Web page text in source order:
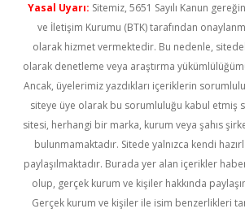
Yasal Uyarı: Sitemiz, 5651 Sayılı Kanun
ve İletişim Kurumu (BTK) tarafından
olarak hizmet vermektedir. Bu nedenle,
olarak denetleme veya araştırma
Ancak, üyelerimiz yazdıkları içeriklerin
siteye üye olarak bu sorumluluğu kabul etmiş
sitesi, herhangi bir marka, kurum veya şahıs
bulunmamaktadır. Sitede yalnızca kendi
paylaşılmaktadır. Burada yer alan içerikler
olup, gerçek kurum ve kişiler hakkında
Gerçek kurum ve kişiler ile isim benzerlikleri